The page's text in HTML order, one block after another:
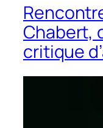
Chabert,
critique